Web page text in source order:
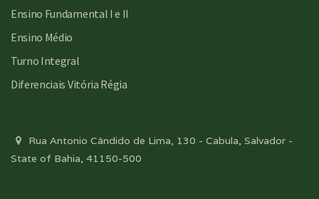
Ensino Fundamental I e II
Ensino Médio
Turno Integral
Diferenciais Vitória Régia
Rua Antonio Cândido de Lima, 130 - Cabula, Salvador -
State of Bahia, 41150-500